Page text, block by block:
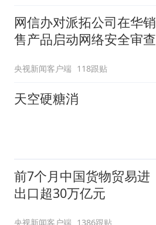
网信办对派拓公司在华销
售产品启动网络安全审查
央视新闻客户端 118跟贴
天空硬糖消
前7个月中国货物贸易进
出口超30万亿元
央视新闻客户端 1386跟贴